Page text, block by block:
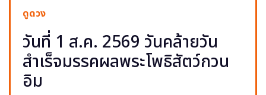
ดูดวง
วันที่ 1 ส.ค. 2569 วันคล้ายวัน
สำเร็จมรรคผลพระโพธิสัตว์กวน
อิม